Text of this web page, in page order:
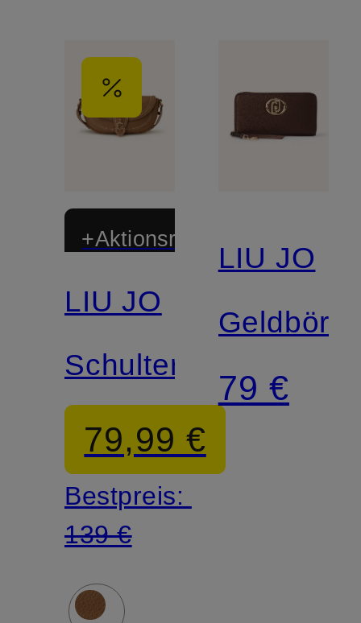
+Aktionsrabatt
LIU JO
Schultertasche
79,99 €
Bestpreis:
139 €
LIU JO
79 €